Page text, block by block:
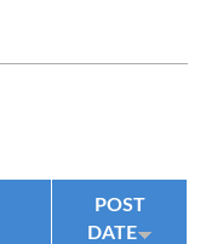
POST
DATE